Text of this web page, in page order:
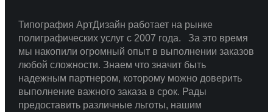
Типография АртДизайн работает на рынке
полиграфических услуг с 2007 года. За это время
мы накопили огромный опыт в выполнении заказов
любой сложности. Знаем что значит быть
надежным партнером, которому можно доверить
выполнение важного заказа в срок. Рады
предоставить различные льготы, нашим